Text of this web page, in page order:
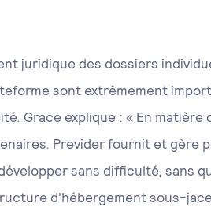
juridique des dossiers
sont extrêmement
Grace explique : « En
Previder fournit et gère
sans difficulté, sans
d'hébergement sous-